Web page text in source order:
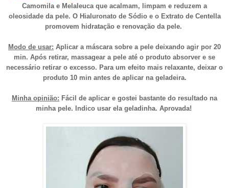
Camomila e Melaleuca que acalmam, limpam e reduzem a
oleosidade da pele. O Hialuronato de Sódio e o Extrato de Centella
promovem hidratação e renovação da pele.
Modo de usar: Aplicar a máscara sobre a pele deixando agir por 20
min. Após retirar, massagear a pele até o produto absorver e se
necessário retirar o excesso. Para um efeito mais relaxante, deixar o
produto 10 min antes de aplicar na geladeira.
Minha opinião: Fácil de aplicar e gostei bastante do resultado na
minha pele. Indico usar ela geladinha. Aprovada!